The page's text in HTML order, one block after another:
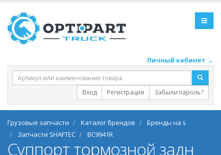
Личный кабинет →
Вход Регистрация Забыли пароль?
Грузовые запчасти Каталог брендов
Бренды на s
Запчасти SHAFTEC
BC9941R
Суппорт тормозной задн